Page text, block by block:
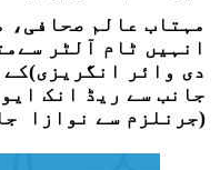
انہیں ٹام آلٹر
دی وائر
جانب سے ریڈ انک
جرنلزم سے نوازا جا چکا ہے۔)